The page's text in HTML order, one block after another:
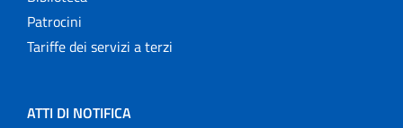
Patrocini
Tariffe dei servizi a terzi
ATTI DI NOTIFICA